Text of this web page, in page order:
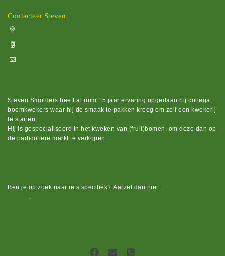
Contacteer Steven
Steven Smolders heeft al ruim 15 jaar ervaring opgedaan bij collega
boomkwekers waar hij de smaak te pakken kreeg om zelf een kwekerij
te starten.
Hij is gespecialiseerd in het kweken van (fruit)bomen, om deze dan op
de particuliere markt te verkopen.
Ben je op zoek naar iets specifiek? Aarzel dan niet
.